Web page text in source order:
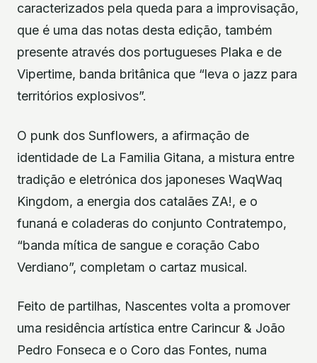
caracterizados pela queda para a improvisação,
que é uma das notas desta edição, também
presente através dos portugueses Plaka e de
Vipertime, banda britânica que “leva o jazz para
territórios explosivos”.
O punk dos Sunflowers, a afirmação de
identidade de La Familia Gitana, a mistura entre
tradição e eletrónica dos japoneses WaqWaq
Kingdom, a energia dos catalães ZA!, e o
funaná e coladeras do conjunto Contratempo,
“banda mítica de sangue e coração Cabo
Verdiano”, completam o cartaz musical.
Feito de partilhas, Nascentes volta a promover
uma residência artística entre Carincur & João
Pedro Fonseca e o Coro das Fontes, numa